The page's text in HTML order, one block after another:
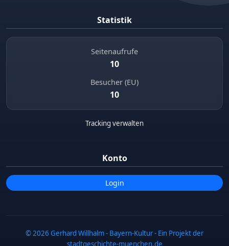
Statistik
Seitenaufrufe
10
Besucher (EU)
10
Tracking verwalten
Konto
Login
© 2026 Gerhard Willhalm - Bayern-Kultur - Ein Projekt der
stadtgeschichte-muenchen.de